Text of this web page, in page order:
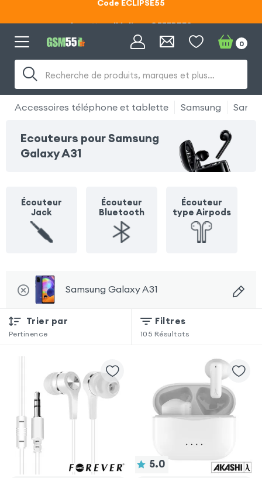
Code ECLIPSE55
Recherche de produits, marques et plus…
0
Accessoires téléphone et tablette Samsung
Ecouteurs pour Samsung
Galaxy A31
Écouteur
Jack
Écouteur
Bluetooth
Écouteur
type Airpods
Samsung Galaxy A31
Trier par
Pertinence
Filtres
105 Résultats
5.0